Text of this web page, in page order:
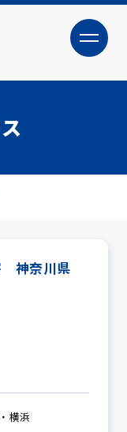
神奈川県
横浜